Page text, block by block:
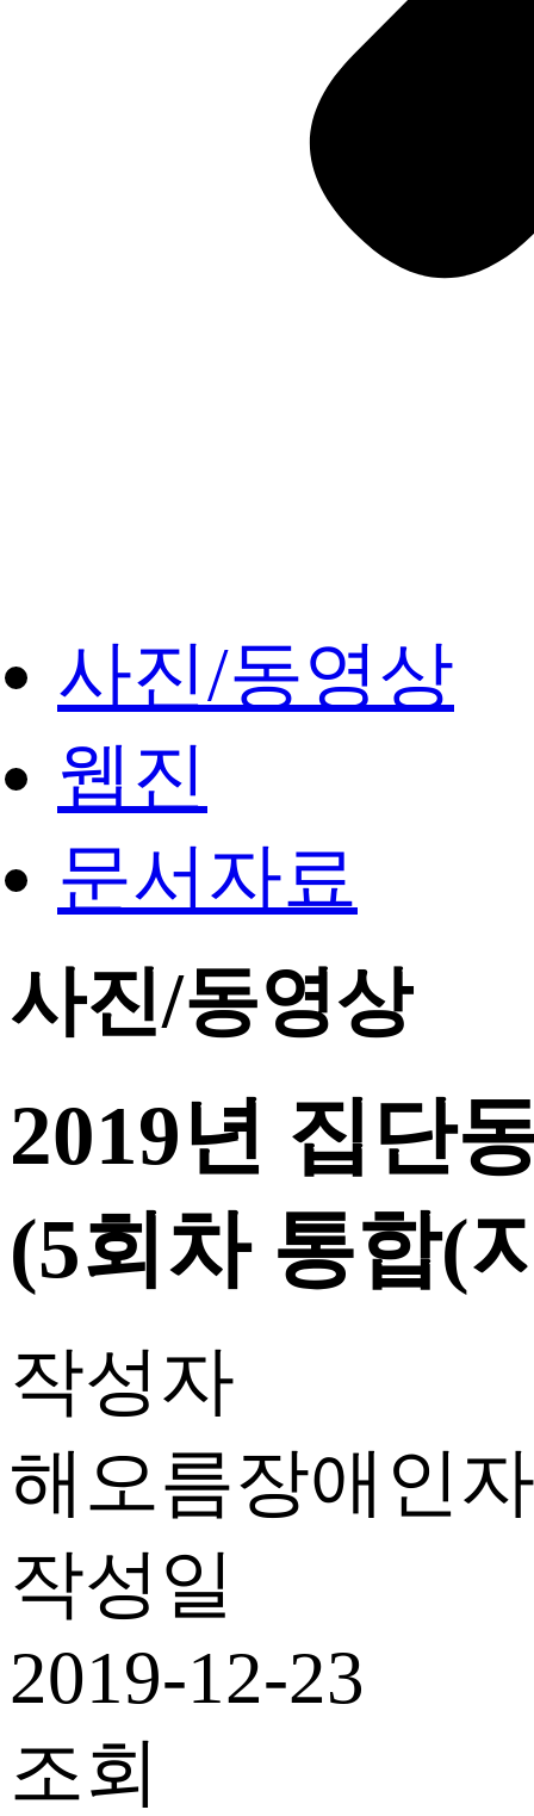
사진/동영상
웹진
문서자료
사진/동영상
2019년 집단
(5회차 통합(
작성자
해오름장애인
작성일
2019-12-23
조회